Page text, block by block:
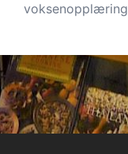
voksenopplæring